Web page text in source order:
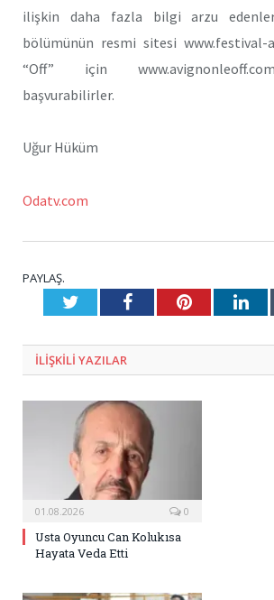
ilişkin daha fazla bilgi arzu
bölümünün resmi sitesi www.festival-
“Off” için
başvurabilirler.
Uğur Hüküm
Odatv.com
PAYLAŞ.
TwitterFacebookPinterest
ILIŞKILI YAZILAR
01.08.2026 0
Usta Oyuncu Can Kolukısa
Hayata Veda Etti